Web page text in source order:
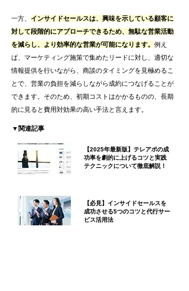
一方、 インサイドセールスは、興味を示している顧客に
対して段階的にアプローチできるため、無駄な営業活動
を減らし、より効率的な営業が可能になります。 例え
ば、マーケティング施策で集めたリードに対し、適切な
情報提供を行いながら、商談のタイミングを見極めるこ
とで、営業の負担を減らしながら成約につなげることが
できます。そのため、初期コストはかかるものの、長期
的に見ると費用対効果の高い手法と言えます。
▼関連記事
【2025年最新版】テレアポの成
功率を劇的に上げるコツと実践
テクニックについて徹底解説！
【必見】インサイドセールスを
成功させる5つのコツと代行サー
ビス活用法